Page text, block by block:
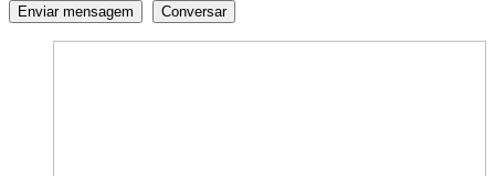
Enviar mensagem Conversar